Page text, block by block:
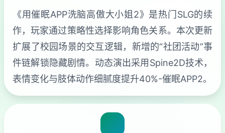
《用催眠APP洗脑高傲大小姐2》是热门SLG的续
作，玩家通过策略性选择影响角色关系。本次更新
扩展了校园场景的交互逻辑，新增的“社团活动”事
件链解锁隐藏剧情。动态演出采用Spine2D技术，
表情变化与肢体动作细腻度提升40%-催眠APP2。